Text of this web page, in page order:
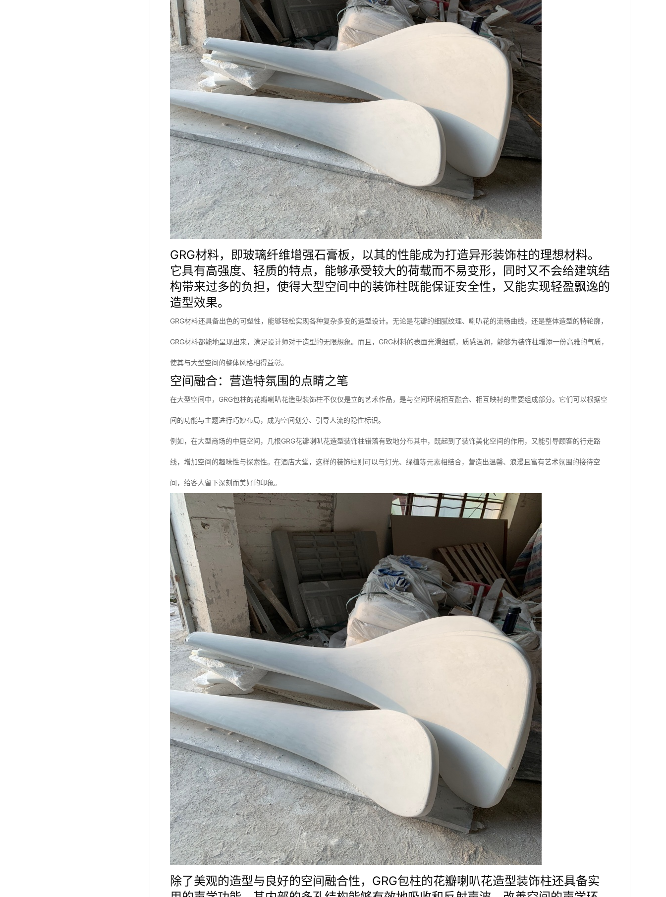
GRG材料，即玻璃纤维增强石膏板，以其的性能成为打造异形装饰柱的理想材料。
它具有高强度、轻质的特点，能够承受较大的荷载而不易变形，同时又不会给建筑结
构带来过多的负担，使得大型空间中的装饰柱既能保证安全性，又能实现轻盈飘逸的
造型效果。
GRG材料还具备出色的可塑性，能够轻松实现各种复杂多变的造型设计。无论是花瓣的细腻纹理、喇叭花的流畅曲线，还是整体造型的特轮廓，
GRG材料都能地呈现出来，满足设计师对于造型的无限想象。而且，GRG材料的表面光滑细腻，质感温润，能够为装饰柱增添一份高雅的气质，
使其与大型空间的整体风格相得益彰。
空间融合：营造特氛围的点睛之笔
在大型空间中，GRG包柱的花瓣喇叭花造型装饰柱不仅仅是立的艺术作品，是与空间环境相互融合、相互映衬的重要组成部分。它们可以根据空
间的功能与主题进行巧妙布局，成为空间划分、引导人流的隐性标识。
例如，在大型商场的中庭空间，几根GRG花瓣喇叭花造型装饰柱错落有致地分布其中，既起到了装饰美化空间的作用，又能引导顾客的行走路
线，增加空间的趣味性与探索性。在酒店大堂，这样的装饰柱则可以与灯光、绿植等元素相结合，营造出温馨、浪漫且富有艺术氛围的接待空
间，给客人留下深刻而美好的印象。
除了美观的造型与良好的空间融合性，GRG包柱的花瓣喇叭花造型装饰柱还具备实